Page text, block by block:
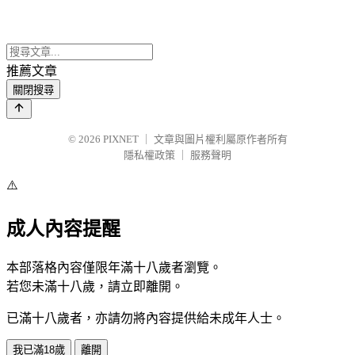
推薦文章
關閉搜尋
© 2026 PIXNET
文章與圖片權利屬原作者所有
隱私權政策
服務聲明
⚠️
成人內容提醒
本部落格內容僅限年滿十八歲者瀏覽。
若您未滿十八歲，請立即離開。
已滿十八歲者，亦請勿將內容提供給未成年人士。
我已滿18歲 離開